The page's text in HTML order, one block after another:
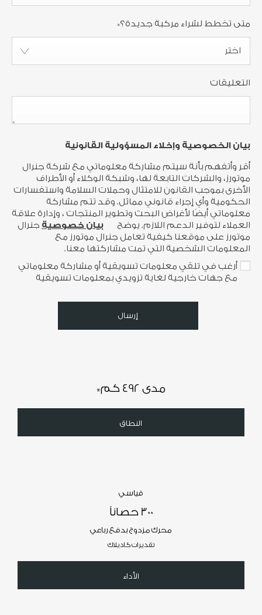
متى تخطط لشراء مركبة جديدة؟*
اختر
التعليقات
بيان الخصوصية وإخلاء المسؤولية القانونية
أقر وأتفهم بأنة سيتم مشاركة معلوماتي مع شركة جنرال
موتورز، والشركات التابعة لها، وشبكة الوكلاء أو الأطراف
الأخرى بموجب القانون للامتثال وحملات السلامة واستفسارات
الحكومية وأي إجراء قانوني مماثل. وقد تتم مشاركة
معلوماتي أيضًا لأغراض البحث وتطوير المنتجات ، وإدارة علاقة
العملاء لتوفير الدعم اللازم. يوضح
بيان خصوصيةجنرال
موتورز على موقعنا كيفية تعامل جنرال موتورز مع
المعلومات الشخصية التي تمت مشاركتها معنا.
أرغب في تلقي معلومات تسويقية أو مشاركة معلوماتي
مع جهات خارجية لغاية تزويدي بمعلومات تسويقية
إرسال
مدى 492 كم *
النطاق
قياسي
300 حصاناً
محرك مزدوج بدفع رباعي
تقديرات كاديلاك
الأداء